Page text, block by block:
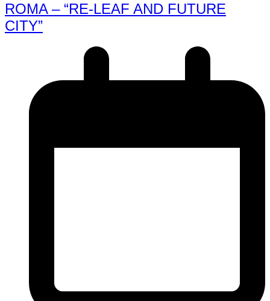
ROMA – “RE-LEAF AND FUTURE
CITY”